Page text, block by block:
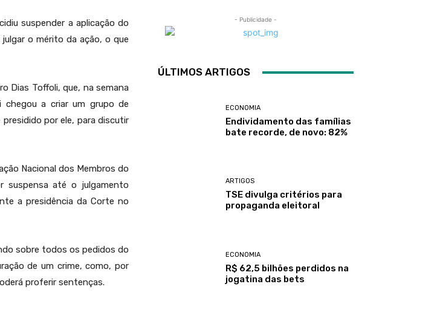
suspender a aplicação do
o mérito da ação, o que
Dias Toffoli, que, na semana
chegou a criar um grupo de
por ele, para discutir
Nacional dos Membros do
suspensa até o julgamento
a presidência da Corte no
sobre todos os pedidos do
de um crime, como, por
proferir sentenças.
- Publicidade -
ÚLTIMOS ARTIGOS
ECONOMIA
Endividamento das famílias
bate recorde, de novo: 82%
ARTIGOS
TSE divulga critérios para
propaganda eleitoral
ECONOMIA
R$ 62,5 bilhões perdidos na
jogatina das bets